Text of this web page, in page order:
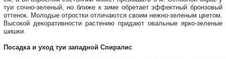
туи сочно-зеленый, но ближе к зиме обретает эффектный бронзовый
оттенок. Молодые отростки отличаются своим нежно-зеленым цветом.
Высокой декоративности растению придают овальные ярко-зеленые
шишки.
Посадка и уход туи западной Спиралис